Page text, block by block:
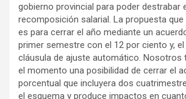
gobierno provincial para poder destrabar
recomposición salarial. La propuesta
es para cerrar el año mediante un
primer semestre con el 12 por ciento y,
cláusula de ajuste automático. Nosotros
el momento una posibilidad de cerrar el
porcentual que incluyera dos
el esquema y produce impactos en